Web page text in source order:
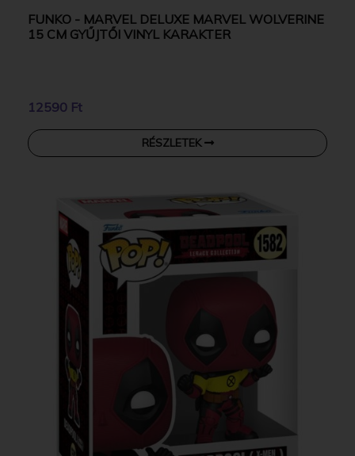
FUNKO - MARVEL DELUXE MARVEL WOLVERINE
15 CM GYŰJTŐI VINYL KARAKTER
12590 Ft
RÉSZLETEK